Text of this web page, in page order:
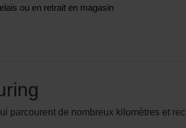
ou en retrait en magasin
parcourent de nombreux kilomètres et